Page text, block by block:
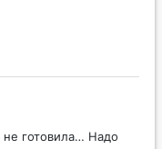
готовила… Надо